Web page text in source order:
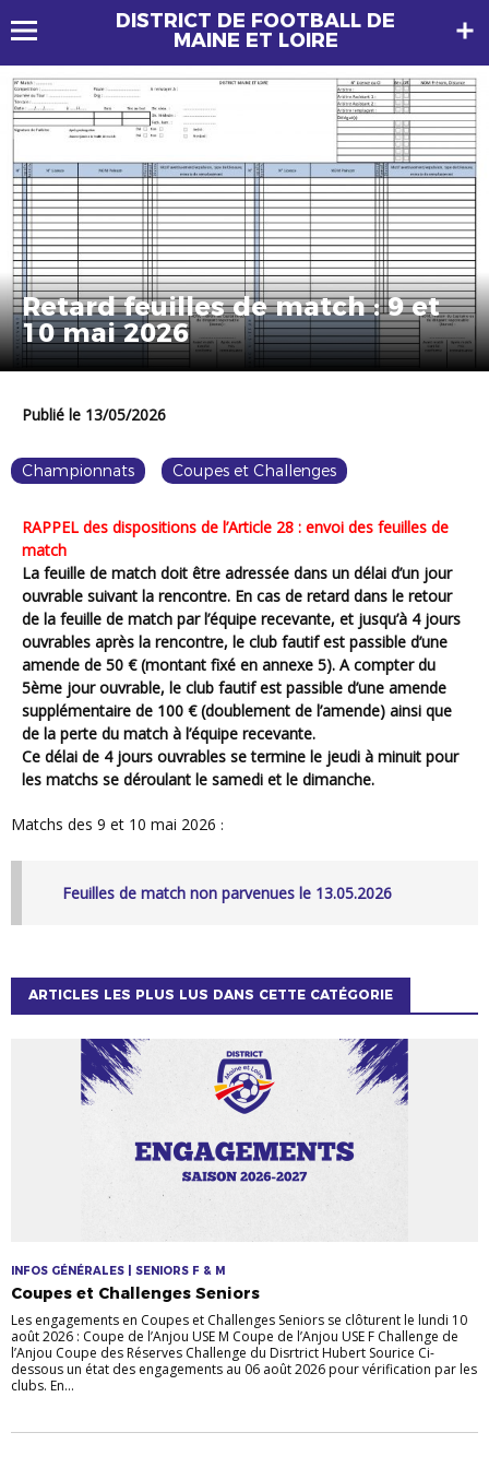
DISTRICT DE FOOTBALL DE
MAINE ET LOIRE
Retard feuilles de match : 9 et
10 mai 2026
Publié le 13/05/2026
Championnats Coupes et Challenges
RAPPEL des dispositions de l’Article 28 : envoi des feuilles de
match
La feuille de match doit être adressée dans un délai d’un jour
ouvrable suivant la rencontre. En cas de retard dans le retour
de la feuille de match par l’équipe recevante, et jusqu’à 4 jours
ouvrables après la rencontre, le club fautif est passible d’une
amende de 50 € (montant fixé en annexe 5). A compter du
5ème jour ouvrable, le club fautif est passible d’une amende
supplémentaire de 100 € (doublement de l’amende) ainsi que
de la perte du match à l’équipe recevante.
Ce délai de 4 jours ouvrables se termine le jeudi à minuit pour
les matchs se déroulant le samedi et le dimanche.
Matchs des 9 et 10 mai 2026 :
Feuilles de match non parvenues le 13.05.2026
ARTICLES LES PLUS LUS DANS CETTE CATÉGORIE
INFOS GÉNÉRALES | SENIORS F & M
Coupes et Challenges Seniors
Les engagements en Coupes et Challenges Seniors se clôturent le lundi 10
août 2026 : Coupe de l’Anjou USE M Coupe de l’Anjou USE F Challenge de
l’Anjou Coupe des Réserves Challenge du Disrtrict Hubert Sourice Ci-
dessous un état des engagements au 06 août 2026 pour vérification par les
clubs. En...